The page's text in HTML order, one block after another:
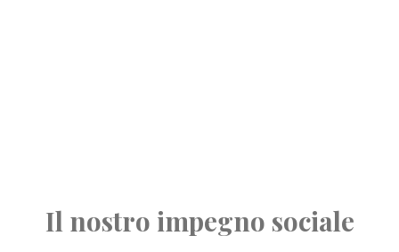
Il nostro impegno sociale